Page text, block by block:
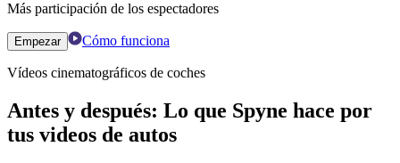
Más participación de los espectadores
Empezar Cómo funciona
Vídeos cinematográficos de coches
Antes y después: Lo que Spyne hace por
tus videos de autos